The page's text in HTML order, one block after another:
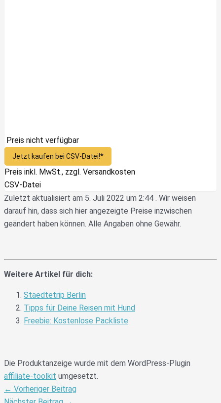
Preis nicht verfügbar
Jetzt kaufen bei CSV-Datei!*
Preis inkl. MwSt., zzgl. Versandkosten
CSV-Datei
Zuletzt aktualisiert am 5. Juli 2022 um 2:44 . Wir weisen
darauf hin, dass sich hier angezeigte Preise inzwischen
geändert haben können. Alle Angaben ohne Gewähr.
Weitere Artikel für dich:
Staedtetrip Berlin
Tipps für Deine Reisen mit Hund
Freebie: Kostenlose Packliste
Die Produktanzeige wurde mit dem WordPress-Plugin
affiliate-toolkit umgesetzt.
← Vorheriger Beitrag